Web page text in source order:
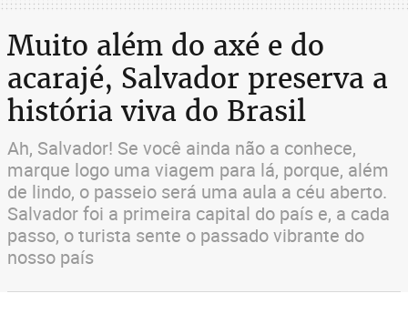
Muito além do axé e do
acarajé, Salvador preserva a
história viva do Brasil
Ah, Salvador! Se você ainda não a conhece,
marque logo uma viagem para lá, porque, além
de lindo, o passeio será uma aula a céu aberto.
Salvador foi a primeira capital do país e, a cada
passo, o turista sente o passado vibrante do
nosso país